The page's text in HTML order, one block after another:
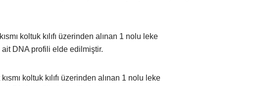
koltuk kılıfı üzerinden alınan 1 nolu leke
DNA profili elde edilmiştir.
koltuk kılıfı üzerinden alınan 1 nolu leke